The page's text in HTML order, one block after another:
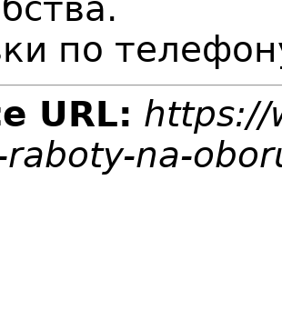
по
URL: https://
na-